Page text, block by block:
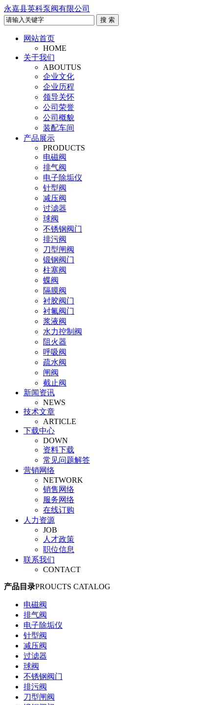
永嘉县英科泵阀有限公司
网站首页
HOME
关于我们
ABOUTUS
企业文化
企业历程
领导关怀
公司荣誉
公司概貌
装配车间
产品展示
PRODUCTS
电磁阀
排气阀
电子除垢仪
针型阀
减压阀
过滤器
球阀
不锈钢阀门
排污阀
刀型闸阀
锻钢阀门
柱塞阀
蝶阀
隔膜阀
衬胶阀门
衬氟阀门
浆液阀
水力控制阀
阻火器
呼吸阀
疏水阀
闸阀
截止阀
止回阀
氧气阀
视镜
氨气阀
排泥阀
旋塞阀
平衡阀
调节阀
安全阀
管夹阀
气动阀门
真空阀
新闻资讯
NEWS
技术文章
ARTICLE
下载中心
DOWN
资料下载
常见问题解答
营销网络
NETWORK
销售网络
服务网络
在线订购
人力资源
JOB
人才政策
职位信息
联系我们
CONTACT
产品目录PROUCTS CATALOG
电磁阀
排气阀
电子除垢仪
针型阀
减压阀
过滤器
球阀
不锈钢阀门
排污阀
刀型闸阀